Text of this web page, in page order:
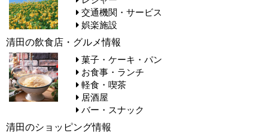
交通機関・サービス
娯楽施設
清田の飲食店・グルメ情報
菓子・ケーキ・パン
お食事・ランチ
軽食・喫茶
居酒屋
バー・スナック
清田のショッピング情報